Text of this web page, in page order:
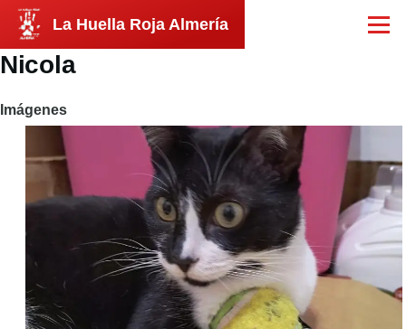
Pasar al contenido principal
La Huella Roja Almería Menú
Nicola
Imágenes